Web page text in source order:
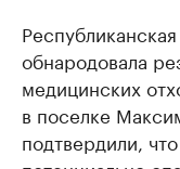
обнародовала
медицинских
в поселке
подтвердили,